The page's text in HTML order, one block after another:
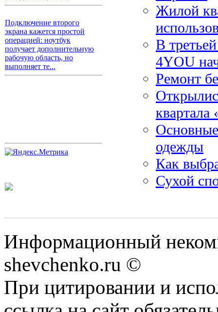
Подключение второго
экрана кажется простой
операцией: ноутбук
получает дополнительную
рабочую область, но
выполняет те...
Жилой
В
4YOU
Ремонт
одежды
Как
Сухой
Информационный
shevchenko.ru ©
При цитировании и